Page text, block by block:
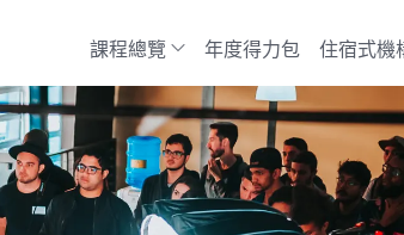
課程總覽 年度得力包 住宿式機